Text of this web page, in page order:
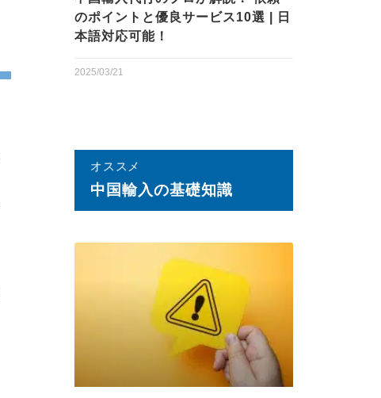
のポイントと優良サービス10選 | 日
本語対応可能！
2025/03/21
オススメ
中国輸⼊の基礎知識